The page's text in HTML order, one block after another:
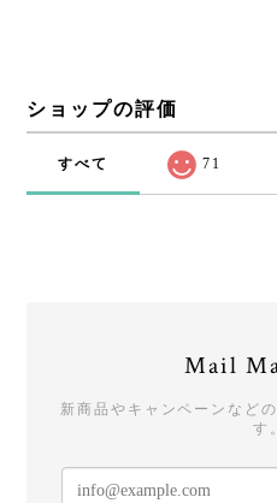
ショップの評価
すべて 71
Mail
新商品やキャンペーンなど
す。